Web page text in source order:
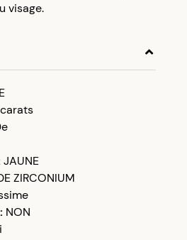
de fidélité dès votre
visage.
JAUNE
ZIRCONIUM
: NON